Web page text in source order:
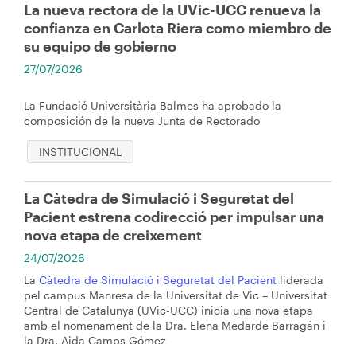
La nueva rectora de la UVic-UCC renueva la
confianza en Carlota Riera como miembro de
su equipo de gobierno
27/07/2026
La Fundació Universitària Balmes ha aprobado la
composición de la nueva Junta de Rectorado
INSTITUCIONAL
La Càtedra de Simulació i Seguretat del
Pacient estrena codirecció per impulsar una
nova etapa de creixement
24/07/2026
La Càtedra de Simulació i Seguretat del Pacient liderada
pel campus Manresa de la Universitat de Vic – Universitat
Central de Catalunya (UVic-UCC) inicia una nova etapa
amb el nomenament de la Dra. Elena Medarde Barragán i
la Dra. Aida Camps Gómez